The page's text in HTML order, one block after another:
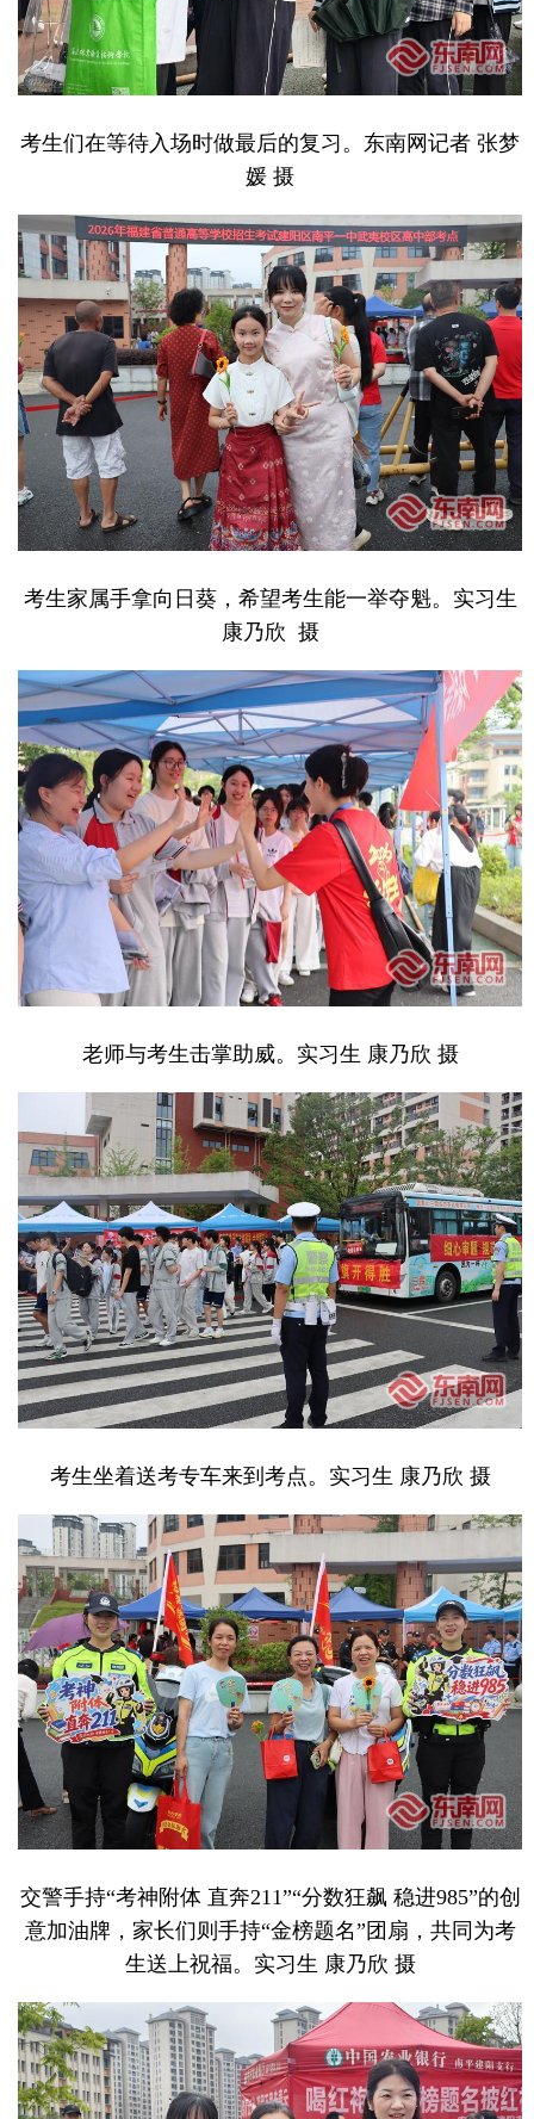
考生们在等待入场时做最后的复习。东南网记者 张梦
媛 摄
考生家属手拿向日葵，希望考生能一举夺魁。实习生
康乃欣 摄
老师与考生击掌助威。实习生 康乃欣 摄
考生坐着送考专车来到考点。实习生 康乃欣 摄
交警手持“考神附体 直奔211”“分数狂飙 稳进985”的创
意加油牌，家长们则手持“金榜题名”团扇，共同为考
生送上祝福。实习生 康乃欣 摄